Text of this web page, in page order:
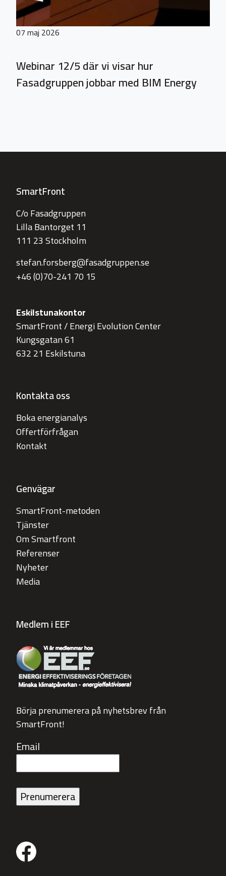
07 maj 2026
Webinar 12/5 där vi visar hur
Fasadgruppen jobbar med BIM Energy
SmartFront
C/o Fasadgruppen
Lilla Bantorget 11
111 23 Stockholm
stefan.forsberg@fasadgruppen.se
+46 (0)70-241 70 15
Eskilstunakontor
SmartFront / Energi Evolution Center
Kungsgatan 61
632 21 Eskilstuna
Kontakta oss
Boka energianalys
Offertförfrågan
Kontakt
Genvägar
SmartFront-metoden
Tjänster
Om Smartfront
Referenser
Nyheter
Media
Medlem i EEF
Börja prenumerera på nyhetsbrev från
SmartFront!
Email